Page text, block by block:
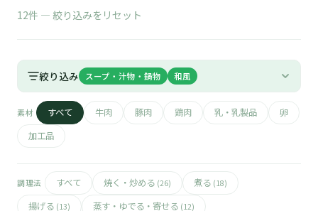
🐄
🐷
🍗
🥚
12件 — 絞り込みをリセット
絞り込み スープ・汁物・鍋物 和風
素材 すべて 牛肉 豚肉 鶏肉 乳・乳製品
卵
加工品
調理法 すべて 焼く・炒める (26) 煮る (18)
揚げる (13) 蒸す・ゆでる・寄せる (12)